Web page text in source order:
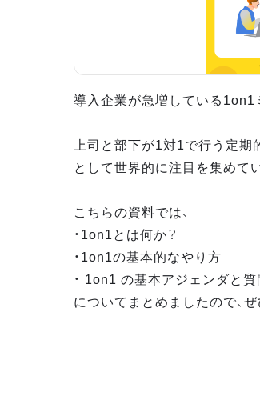
導入企業が急増している1on1
上司と部下が1対1で行う定期
として世界的に注目を集めて
こちらの資料では、
・1on1とは何か？
・1on1の基本的なやり方
・ 1on1 の基本アジェンダと質
についてまとめましたので、